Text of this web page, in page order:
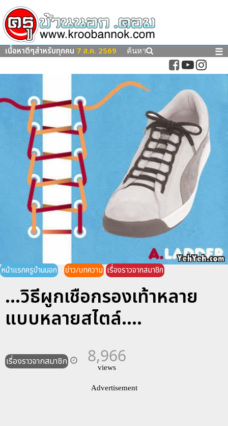
เนื้อหาดีๆสำหรับทุกคน 7 ส.ค. 2569 ค้นหา ☰
หน้าแรกครูบ้านนอก ข่าว/บทความ เรื่องราวจากสมาชิก
...วิธีผูกเชือกรองเท้าหลาย
แบบหลายสไตล์....
เรื่องราวจากสมาชิก 8,966
views
Advertisement